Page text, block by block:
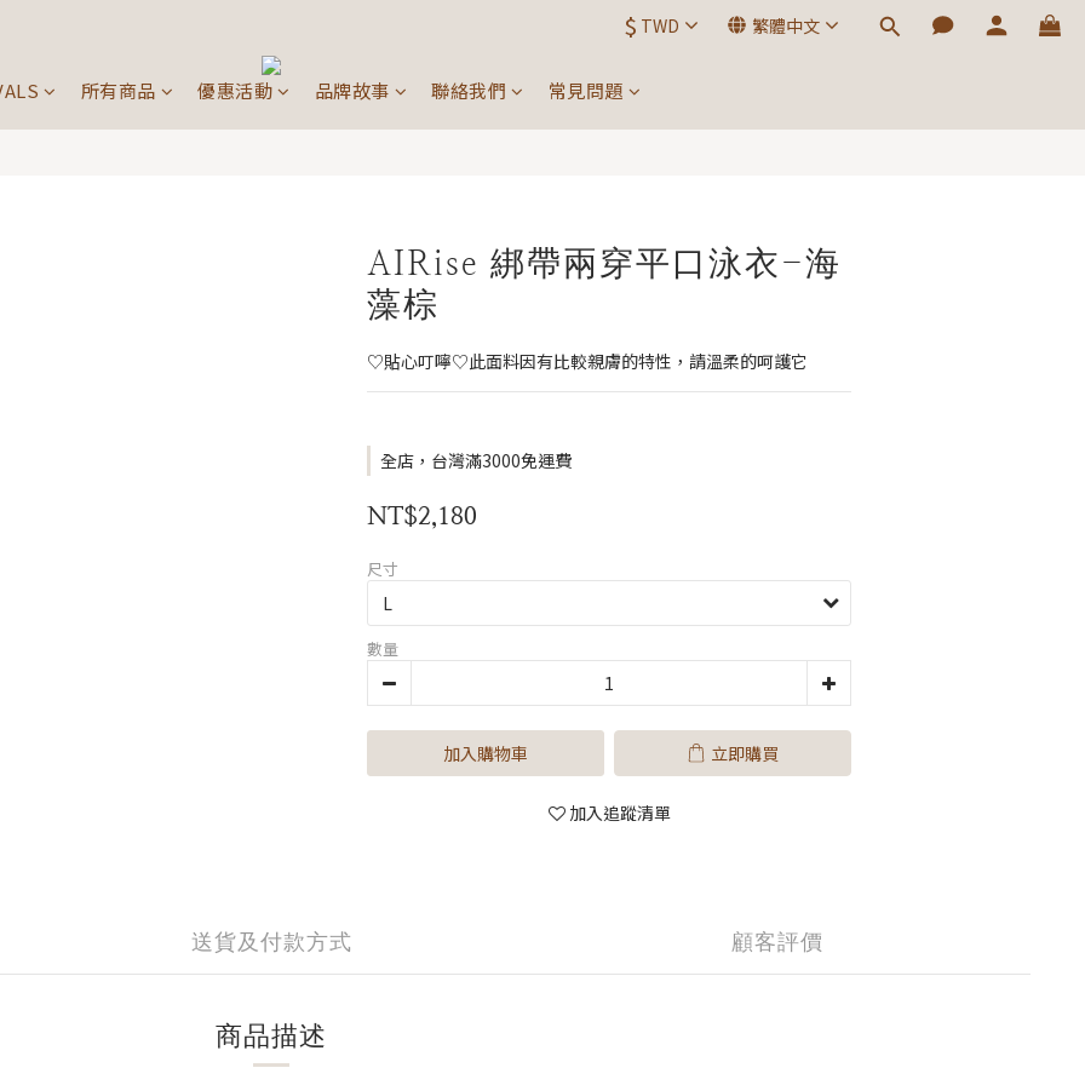
$ TWD 繁體中文
所有商品 優惠活動 品牌故事 聯絡我們 常見問題
AIRise 綁帶兩穿平口泳衣-海
藻棕
♡貼心叮嚀♡此面料因有比較親膚的特性，請溫柔的呵護它
全店，台灣滿3000免運費
NT$2,180
尺寸
數量
加入購物車 立即購買
加入追蹤清單
送貨及付款方式 顧客評價
商品描述
立即購買